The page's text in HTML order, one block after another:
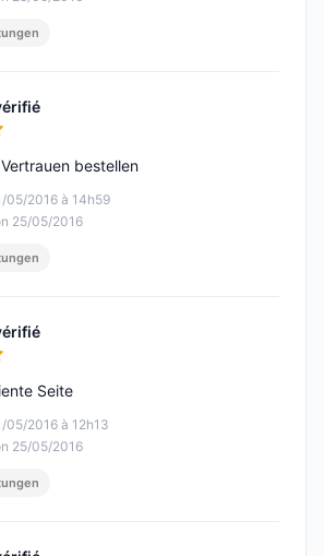
5
05/2016 à 14h59
25/05/2016
bestellen
5
05/2016 à 12h13
25/05/2016
Seite